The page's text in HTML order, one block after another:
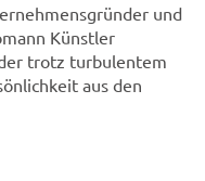
und
Künstler
trotz turbulentem
aus den